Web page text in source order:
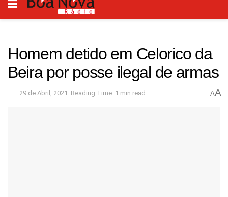
Homem detido em Celorico da
Beira por posse ilegal de armas
29 de Abril, 2021 Reading Time: 1 min read AA